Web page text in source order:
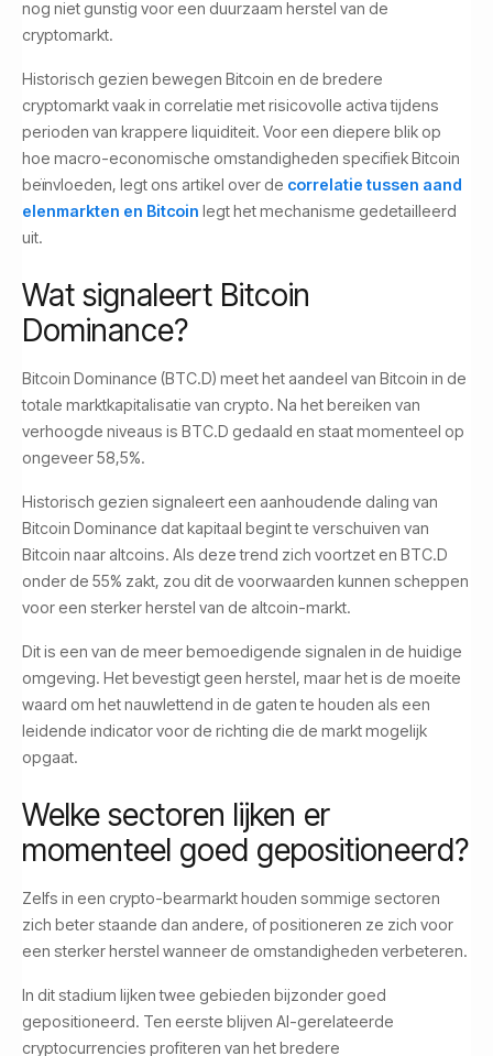
nog niet gunstig voor een duurzaam herstel van de
cryptomarkt.
Historisch gezien bewegen Bitcoin en de bredere
cryptomarkt vaak in correlatie met risicovolle activa tijdens
perioden van krappere liquiditeit. Voor een diepere blik op
hoe macro-economische omstandigheden specifiek Bitcoin
beïnvloeden, legt ons artikel over de correlatie tussen aand
elenmarkten en Bitcoin legt het mechanisme gedetailleerd
uit.
Wat signaleert Bitcoin
Dominance?
Bitcoin Dominance (BTC.D) meet het aandeel van Bitcoin in de
totale marktkapitalisatie van crypto. Na het bereiken van
verhoogde niveaus is BTC.D gedaald en staat momenteel op
ongeveer 58,5%.
Historisch gezien signaleert een aanhoudende daling van
Bitcoin Dominance dat kapitaal begint te verschuiven van
Bitcoin naar altcoins. Als deze trend zich voortzet en BTC.D
onder de 55% zakt, zou dit de voorwaarden kunnen scheppen
voor een sterker herstel van de altcoin-markt.
Dit is een van de meer bemoedigende signalen in de huidige
omgeving. Het bevestigt geen herstel, maar het is de moeite
waard om het nauwlettend in de gaten te houden als een
leidende indicator voor de richting die de markt mogelijk
opgaat.
Welke sectoren lijken er
momenteel goed gepositioneerd?
Zelfs in een crypto-bearmarkt houden sommige sectoren
zich beter staande dan andere, of positioneren ze zich voor
een sterker herstel wanneer de omstandigheden verbeteren.
In dit stadium lijken twee gebieden bijzonder goed
gepositioneerd. Ten eerste blijven AI-gerelateerde
cryptocurrencies profiteren van het bredere